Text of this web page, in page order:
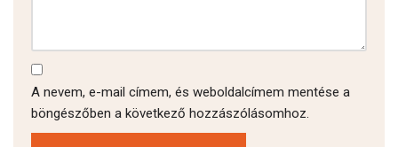
A nevem, e-mail címem, és weboldalcímem mentése a
böngészőben a következő hozzászólásomhoz.